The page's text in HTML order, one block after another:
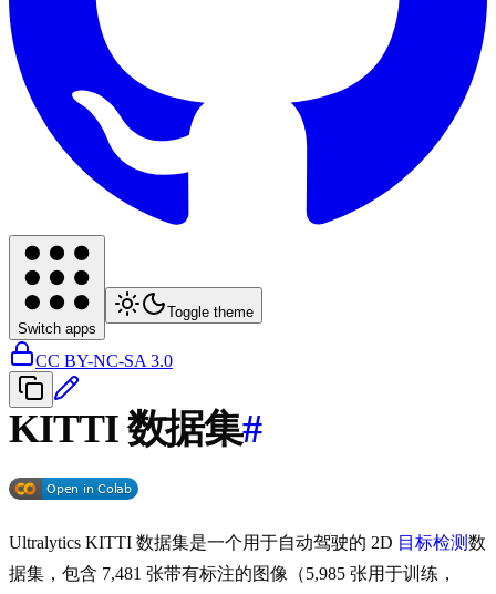
Switch apps
Toggle theme
CC BY-NC-SA 3.0
KITTI 数据集#
Ultralytics KITTI 数据集是一个用于自动驾驶的 2D 目标检测数
据集，包含 7,481 张带有标注的图像（5,985 张用于训练，